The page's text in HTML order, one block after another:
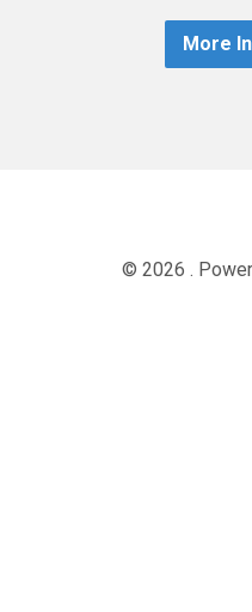
More
© 2026 .